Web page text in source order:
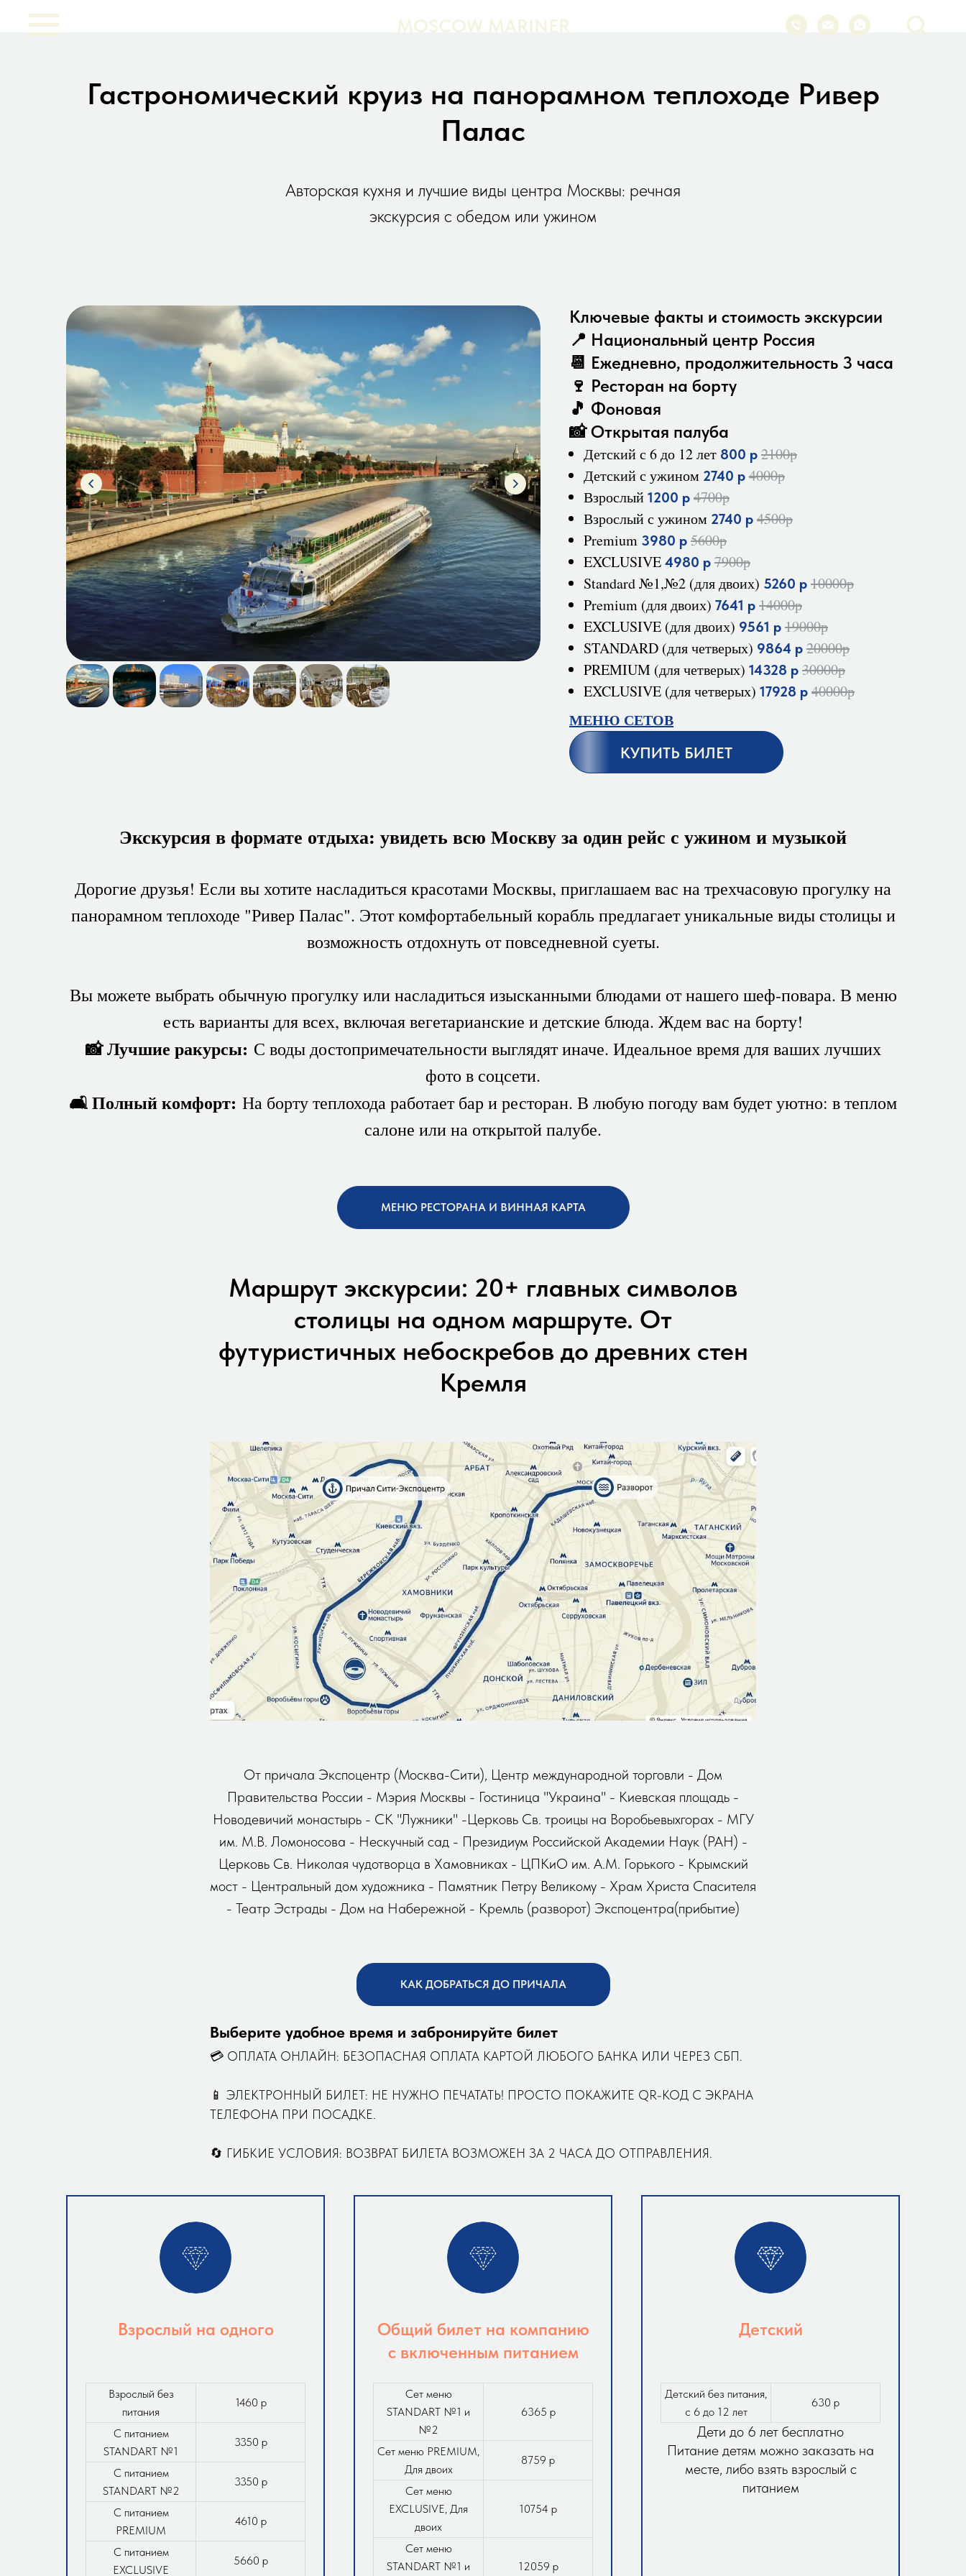
MOSCOW MARINER
Гастрономический круиз на панорамном теплоходе Ривер
Палас
Авторская кухня и лучшие виды центра Москвы: речная
экскурсия с обедом или ужином
Ключевые факты и стоимость экскурсии
📍 Национальный центр Россия
📆 Ежедневно, продолжительность 3 часа
🍷 Ресторан на борту
🎵 Фоновая
📸 Открытая палуба
Детский с 6 до 12 лет 800 р 2100р
Детский с ужином 2740 р 4000р
Взрослый 1200 р 4700р
Взрослый с ужином 2740 р 4500р
Premium 3980 р 5600р
EXCLUSIVE 4980 р 7900р
Standard №1,№2 (для двоих) 5260 р 10000р
Premium (для двоих) 7641 р 14000р
EXCLUSIVE (для двоих) 9561 р 19000р
STANDARD (для четверых) 9864 р 20000р
PREMIUM (для четверых) 14328 р 30000р
EXCLUSIVE (для четверых) 17928 р 40000р
МЕНЮ СЕТОВ
КУПИТЬ БИЛЕТ
Экскурсия в формате отдыха: увидеть всю Москву за один рейс с ужином и музыкой
Дорогие друзья! Если вы хотите насладиться красотами Москвы, приглашаем вас на трехчасовую прогулку на
панорамном теплоходе "Ривер Палас". Этот комфортабельный корабль предлагает уникальные виды столицы и
возможность отдохнуть от повседневной суеты.
Вы можете выбрать обычную прогулку или насладиться изысканными блюдами от нашего шеф-повара. В меню
есть варианты для всех, включая вегетарианские и детские блюда. Ждем вас на борту!
📸 Лучшие ракурсы: С воды достопримечательности выглядят иначе. Идеальное время для ваших лучших
фото в соцсети.
🛋 Полный комфорт: На борту теплохода работает бар и ресторан. В любую погоду вам будет уютно: в теплом
салоне или на открытой палубе.
МЕНЮ РЕСТОРАНА И ВИННАЯ КАРТА
Маршрут экскурсии: 20+ главных символов
столицы на одном маршруте. От
футуристичных небоскребов до древних стен
Кремля
От причала Экспоцентр (Москва-Сити), Центр международной торговли - Дом
Правительства России - Мэрия Москвы - Гостиница "Украина" - Киевская площадь -
Новодевичий монастырь - СК "Лужники" -Церковь Св. троицы на Воробьевыхгорах - МГУ
им. М.В. Ломоносова - Нескучный сад - Президиум Российской Академии Наук (РАН) -
Церковь Св. Николая чудотворца в Хамовниках - ЦПКиО им. А.М. Горького - Крымский
мост - Центральный дом художника - Памятник Петру Великому - Храм Христа Спасителя
- Театр Эстрады - Дом на Набережной - Кремль (разворот) Экспоцентра(прибытие)
КАК ДОБРАТЬСЯ ДО ПРИЧАЛА
Выберите удобное время и забронируйте билет
💳 ОПЛАТА ОНЛАЙН: БЕЗОПАСНАЯ ОПЛАТА КАРТОЙ ЛЮБОГО БАНКА ИЛИ ЧЕРЕЗ СБП.
📱 ЭЛЕКТРОННЫЙ БИЛЕТ: НЕ НУЖНО ПЕЧАТАТЬ! ПРОСТО ПОКАЖИТЕ QR-КОД С ЭКРАНА
ТЕЛЕФОНА ПРИ ПОСАДКЕ.
🔄 ГИБКИЕ УСЛОВИЯ: ВОЗВРАТ БИЛЕТА ВОЗМОЖЕН ЗА 2 ЧАСА ДО ОТПРАВЛЕНИЯ.
Взрослый на одного
Взрослый без
питания
1460 р
С питанием
STANDART №1
3350 р
С питанием
STANDART №2
3350 р
С питанием
PREMIUM
4610 р
С питанием
EXCLUSIVE
5660 р
Общий билет на компанию
с включенным питанием
Сет меню
STANDART №1 и
№2
6365 р
Сет меню PREMIUM,
Для двоих
8759 р
Сет меню
EXCLUSIVE, Для
двоих
10754 р
Сет меню
STANDART №1 и
12059 р
Детский
Детский без питания,
с 6 до 12 лет
630 р
Дети до 6 лет бесплатно
Питание детям можно заказать на
месте, либо взять взрослый с
питанием